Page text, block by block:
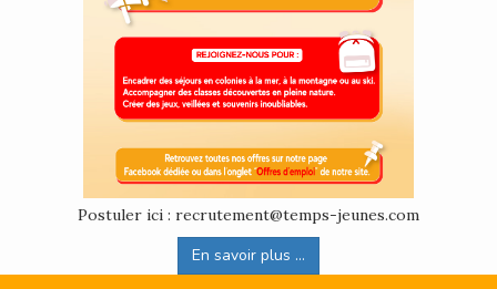
Postuler ici : recrutement@temps-jeunes.com
En savoir plus ...